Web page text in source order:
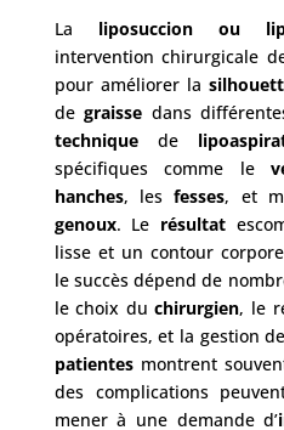
Avant
/
Après
Devis
Gratuit
La liposuccion ou
intervention chirurgicale
pour améliorer la
degraisse dans
techniquede
spécifiques comme le
hanches, lesfesses, et
genoux. Le résultat
lisse et un contour
le succès dépend de
le choix duchirurgien, le
opératoires, et la gestion
patientesmontrent
des complications
mener à une demande d’